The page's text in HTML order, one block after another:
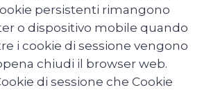
persistenti rimangono
o dispositivo mobile quando
i cookie di sessione vengono
chiudi il browser web.
di sessione che Cookie